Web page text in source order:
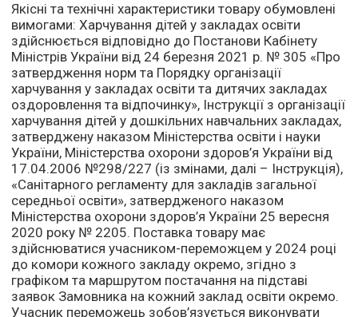
Якісні та технічні характеристики товару обумовлені
вимогами: Харчування дітей у закладах освіти
здійснюється відповідно до Постанови Кабінету
Міністрів України від 24 березня 2021 р. № 305 «Про
затвердження норм та Порядку організації
харчування у закладах освіти та дитячих закладах
оздоровлення та відпочинку», Інструкції з організації
харчування дітей у дошкільних навчальних закладах,
затверджену наказом Міністерства освіти і науки
України, Міністерства охорони здоров’я України від
17.04.2006 №298/227 (із змінами, далі – Інструкція),
«Санітарного регламенту для закладів загальної
середньої освіти», затвердженого наказом
Міністерства охорони здоров’я України 25 вересня
2020 року № 2205. Поставка товару має
здійснюватися учасником-переможцем у 2024 році
до комори кожного закладу окремо, згідно з
графіком та маршрутом постачання на підставі
заявок Замовника на кожний заклад освіти окремо.
Учасник переможець зобов’язується виконувати